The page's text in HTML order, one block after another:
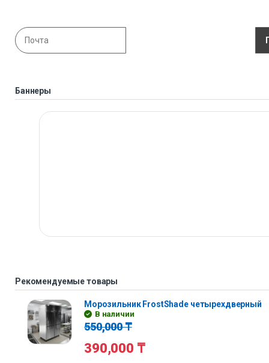
Баннеры
Рекомендуемые товары
Морозильник FrostShade четырехдверный
В наличии
550,000₸
390,000 ₸